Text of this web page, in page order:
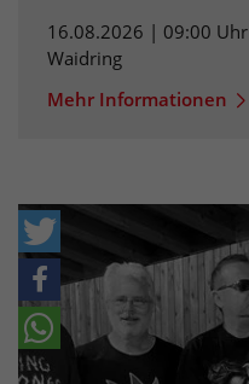
16.08.2026 | 09:00 Uhr
Waidring
Mehr Informationen